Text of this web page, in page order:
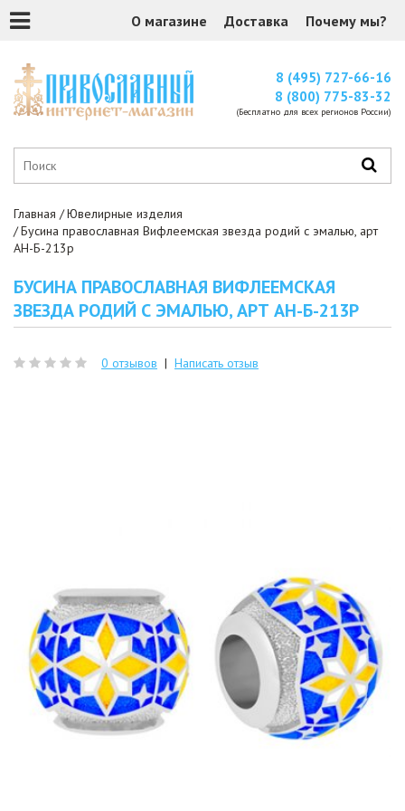
О магазине Доставка Почему мы?
8 (495) 727-66-16
8 (800) 775-83-32
(Бесплатно для всех регионов России)
Главная
Ювелирные изделия
Бусина православная Вифлеемская звезда родий с эмалью, арт
АН-Б-213р
БУСИНА ПРАВОСЛАВНАЯ ВИФЛЕЕМСКАЯ
ЗВЕЗДА РОДИЙ С ЭМАЛЬЮ, АРТ АН-Б-213Р
0 отзывов | Написать отзыв